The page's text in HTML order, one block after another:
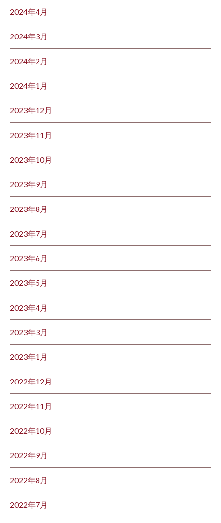
2024年4月
2024年3月
2024年2月
2024年1月
2023年12月
2023年11月
2023年10月
2023年9月
2023年8月
2023年7月
2023年6月
2023年5月
2023年4月
2023年3月
2023年1月
2022年12月
2022年11月
2022年10月
2022年9月
2022年8月
2022年7月